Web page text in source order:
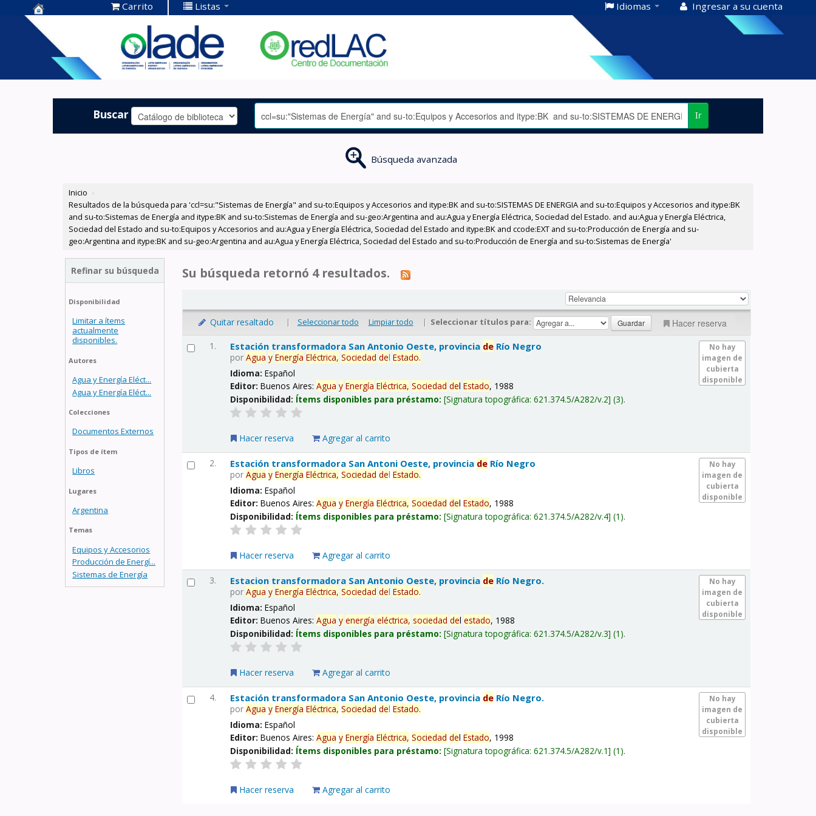
Centro de
Documentación
OLADE -
Carrito Listas Idiomas Ingresar a su cuenta
Buscar Ir
Búsqueda avanzada
Inicio ›
Resultados de la búsqueda para 'ccl=su:"Sistemas de Energía" and su-to:Equipos y Accesorios and itype:BK and su-to:SISTEMAS DE ENERGIA and su-to:Equipos y Accesorios and itype:BK
and su-to:Sistemas de Energía and itype:BK and su-to:Sistemas de Energía and su-geo:Argentina and au:Agua y Energía Eléctrica, Sociedad del Estado. and au:Agua y Energía Eléctrica,
Sociedad del Estado and su-to:Equipos y Accesorios and au:Agua y Energía Eléctrica, Sociedad del Estado and itype:BK and ccode:EXT and su-to:Producción de Energía and su-
geo:Argentina and itype:BK and su-geo:Argentina and au:Agua y Energía Eléctrica, Sociedad del Estado and su-to:Producción de Energía and su-to:Sistemas de Energía'
Refinar su búsqueda
Disponibilidad
Limitar a ítems
actualmente
disponibles.
Autores
Agua y Energía Eléct...
Agua y Energía Eléct...
Colecciones
Documentos Externos
Tipos de ítem
Libros
Lugares
Argentina
Temas
Equipos y Accesorios
Producción de Energí...
Sistemas de Energía
Su búsqueda retornó 4 resultados.
Quitar resaltado | Seleccionar todo Limpiar todo | Seleccionar títulos para: Hacer reserva
1.
No hay
imagen de
cubierta
disponible
Estación transformadora San Antonio Oeste, provincia de Río Negro
porAgua y Energía Eléctrica, Sociedad delEstado.
Idioma:Español
Editor:Buenos Aires:Agua y Energía Eléctrica, Sociedad delEstado, 1988
Disponibilidad: Ítems disponibles para préstamo: Signatura topográfica:621.374.5/A282/v.2 (3).
Hacer reserva Agregar al carrito
2.
No hay
imagen de
cubierta
disponible
Estación transformadora San Antoni Oeste, provincia de Río Negro
porAgua y Energía Eléctrica, Sociedad delEstado.
Idioma:Español
Editor:Buenos Aires:Agua y Energía Eléctrica, Sociedad delEstado, 1988
Disponibilidad: Ítems disponibles para préstamo: Signatura topográfica:621.374.5/A282/v.4 (1).
Hacer reserva Agregar al carrito
3.
No hay
imagen de
cubierta
disponible
Estacion transformadora San Antonio Oeste, provincia de Río Negro.
porAgua y Energía Eléctrica, Sociedad delEstado.
Idioma:Español
Editor:Buenos Aires:Agua y energía eléctrica, sociedad delestado, 1988
Disponibilidad: Ítems disponibles para préstamo: Signatura topográfica:621.374.5/A282/v.3 (1).
Hacer reserva Agregar al carrito
4.
No hay
imagen de
cubierta
disponible
Estación transformadora San Antonio Oeste, provincia de Río Negro.
porAgua y Energía Eléctrica, Sociedad delEstado.
Idioma:Español
Editor:Buenos Aires:Agua y Energía Eléctrica, Sociedad delEstado, 1998
Disponibilidad: Ítems disponibles para préstamo: Signatura topográfica:621.374.5/A282/v.1 (1).
Hacer reserva Agregar al carrito